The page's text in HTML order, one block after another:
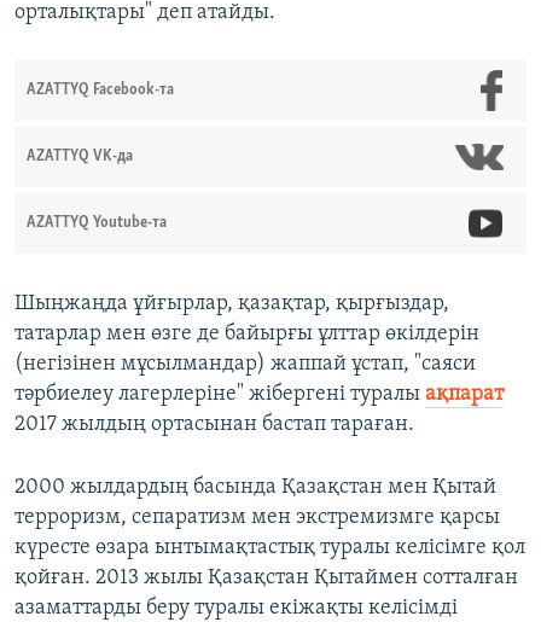
орталықтары" деп атайды.
AZATTYQ Facebook-та
AZATTYQ VK-да
AZATTYQ Youtube-та
Шыңжаңда ұйғырлар, қазақтар, қырғыздар,
татарлар мен өзге де байырғы ұлттар өкілдерін
(негізінен мұсылмандар) жаппай ұстап, "саяси
тәрбиелеу лагерлеріне" жібергені туралы ақпарат
2017 жылдың ортасынан бастап тараған.
2000 жылдардың басында Қазақстан мен Қытай
терроризм, сепаратизм мен экстремизмге қарсы
күресте өзара ынтымақтастық туралы келісімге қол
қойған. 2013 жылы Қазақстан Қытаймен сотталған
азаматтарды беру туралы екіжақты келісімді